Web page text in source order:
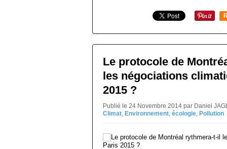
Le protocole de
les négociations
2015 ?
Publié le 24 Novembre 2014 par Daniel
Climat, Environnement, écologie, Pollution